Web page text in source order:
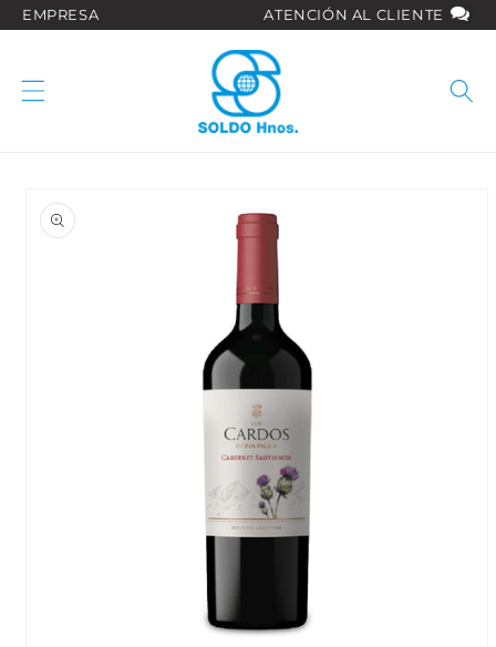
directamente
EMPRESA ATENCIÓN AL CLIENTE
información